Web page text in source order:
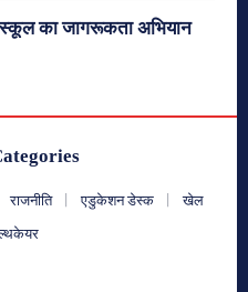
का जागरूकता अभियान
राजनीति एडुकेशन डेस्क
खेल